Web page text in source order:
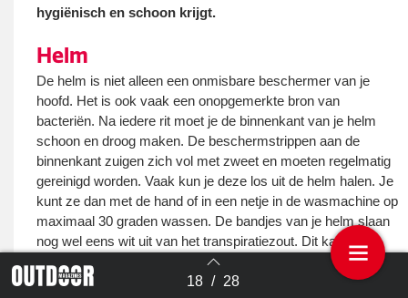
Terug naar overzicht 18 / 28
hygiënisch en schoon krijgt.
Helm
De helm is niet alleen een onmisbare beschermer van je
hoofd. Het is ook vaak een onopgemerkte bron van
bacteriën. Na iedere rit moet je de binnenkant van je helm
schoon en droog maken. De beschermstrippen aan de
binnenkant zuigen zich vol met zweet en moeten regelmatig
gereinigd worden. Vaak kun je deze los uit de helm halen. Je
kunt ze dan met de hand of in een netje in de wasmachine op
maximaal 30 graden wassen. De bandjes van je helm slaan
nog wel eens wit uit van het transpiratiezout. Dit kan je het
verwijderen met een zachte borstel met water en zeep. De
buitenkant van de helm kun je het beste met een vochtige